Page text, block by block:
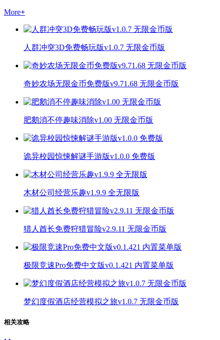
More+
人群冲突3D免费畅玩版v1.0.7 无限金币版
奇妙农场无限金币免费版v9.71.68 无限金币版
肥鹅消不停趣味消除v1.00 无限金币版
诡异校园惊悚解谜手游版v1.0.0 免费版
木材公司经营乐趣v1.9.9 全无限版
猎人酋长免费狩猎冒险v2.9.11 无限金币版
极限竞速Pro免费中文版v0.1.421 内置菜单版
梦幻度假酒店经营模拟之旅v1.0.7 无限金币版
相关攻略